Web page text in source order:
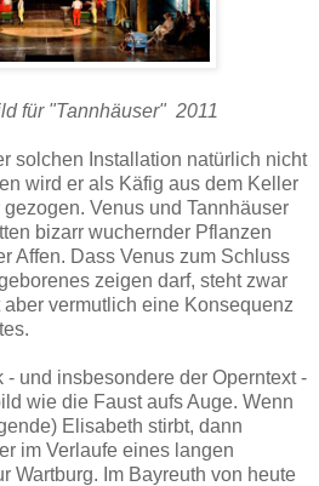
für "Tannhäuser" 2011
solchen Installation natürlich nicht
wird er als Käfig aus dem Keller
Venus und Tannhäuser
bizarr wuchernder Pflanzen
Affen. Dass Venus zum Schluss
zeigen darf, steht zwar
vermutlich eine Konsequenz
- und insbesondere der Operntext -
wie die Faust aufs Auge. Wenn
Elisabeth stirbt, dann
im Verlaufe eines langen
Wartburg. Im Bayreuth von heute